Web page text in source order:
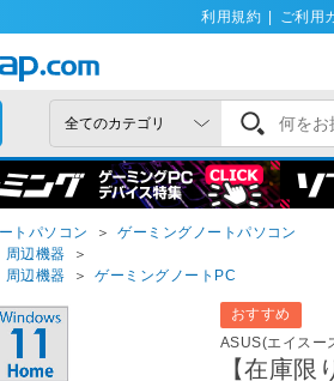
利用規約 ご利用
トパソコン ＞
ゲーミングノートパソコン
周辺機器
＞
周辺機器 ＞ ゲーミングノートPC
おすすめ
ASUS(エイスー
【在庫